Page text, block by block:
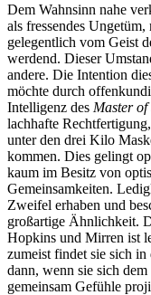
Dem Wahnsinn nahe
als fressendes
gelegentlich vom Geist
werdend. Dieser
andere. Die Intention
möchte durch
Intelligenz des Master of
lachhafte
unter den drei Kilo
kommen. Dies gelingt
kaum im Besitz von
Gemeinsamkeiten.
Zweifel erhaben und
großartige Ähnlichkeit.
Hopkins und Mirren ist
zumeist findet sie sich
dann, wenn sie sich
gemeinsam Gefühle